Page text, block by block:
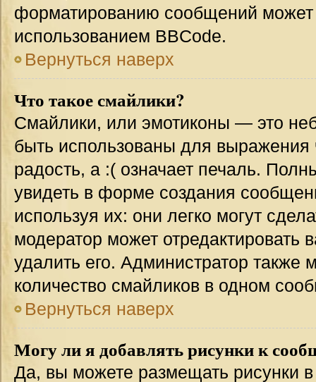
форматированию сообщений может
использованием BBCode.
Вернуться наверх
Что такое смайлики?
Смайлики, или эмотиконы — это
быть использованы для выражения
радость, а :( означает печаль.
увидеть в форме создания
используя их: они легко могут
модератор может
удалить его. Администратор также
количество смайликов в одном
Вернуться наверх
Могу ли я добавлять рисунки к
Да, вы можете размещать рисунки